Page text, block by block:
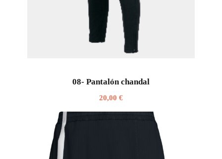
08- Pantalón chandal
20,00 €